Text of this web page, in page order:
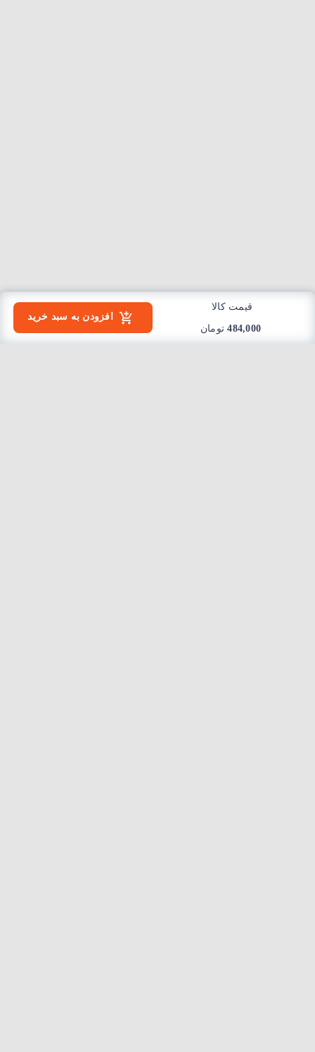
قیمت کالا
تومان
افزودن به سبد خرید